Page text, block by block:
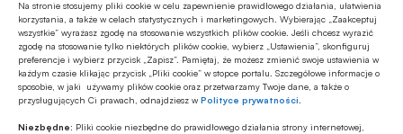
Na stronie stosujemy pliki cookie w celu zapewnienie prawidłowego działania, ułatwienia
korzystania, a także w celach statystycznych i marketingowych. Wybierając „Zaakceptuj
wszystkie” wyrażasz zgodę na stosowanie wszystkich plików cookie. Jeśli chcesz wyrazić
zgodę na stosowanie tylko niektórych plików cookie, wybierz „Ustawienia”, skonfiguruj
preferencje i wybierz przycisk „Zapisz”. Pamiętaj, że możesz zmienić swoje ustawienia w
każdym czasie klikając przycisk „Pliki cookie” w stopce portalu. Szczegółowe informacje o
sposobie, w jaki używamy plików cookie oraz przetwarzamy Twoje dane, a także o
przysługujących Ci prawach, odnajdziesz wPolityce prywatności
Niezbędne: Pliki cookie niezbędne do prawidłowego działania strony internetowej,
ESG
Fale upałów nie są wyłącznie
problemem pogodowym – to istotne
ryzyko biznesowe